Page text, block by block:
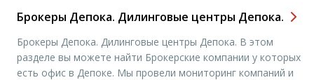
Брокеры Депока. Дилинговые центры Депока.
Брокеры Депока. Дилинговые центры Депока. В этом
разделе вы можете найти Брокерские компании у которых
есть офис в Депоке. Мы провели мониторинг компаний и